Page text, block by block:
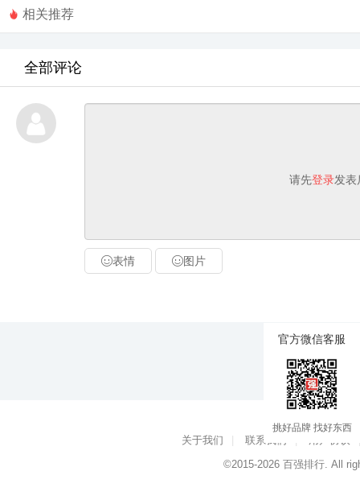
相关推荐
全部评论
请先登录发表
表情 图片
关于我们 联系我们 | 用户协议
|
©2015-2026 百强排行. All
官方微信客服
挑好品牌 找好东西